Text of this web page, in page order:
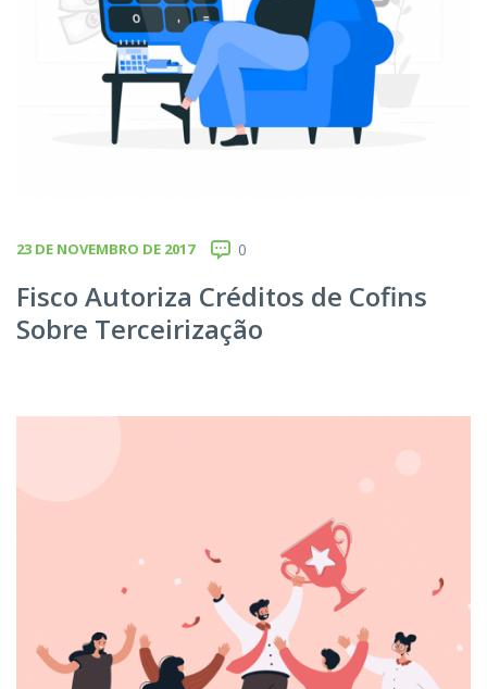
23 DE NOVEMBRO DE 2017 0
Fisco Autoriza Créditos de Cofins
Sobre Terceirização